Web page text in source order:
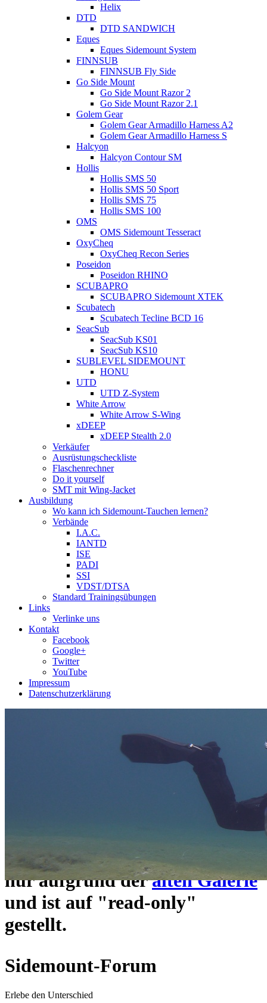
Helix
DTD
DTD SANDWICH
Eques
Eques Sidemount System
FINNSUB
FINNSUB Fly Side
Go Side Mount
Go Side Mount Razor 2
Go Side Mount Razor 2.1
Golem Gear
Golem Gear Armadillo Harness A2
Golem Gear Armadillo Harness S
Halcyon
Halcyon Contour SM
Hollis
Hollis SMS 50
Hollis SMS 50 Sport
Hollis SMS 75
Hollis SMS 100
OMS
OMS Sidemount Tesseract
OxyCheq
OxyCheq Recon Series
Poseidon
Poseidon RHINO
SCUBAPRO
SCUBAPRO Sidemount XTEK
Scubatech
Scubatech Tecline BCD 16
SeacSub
SeacSub KS01
SeacSub KS10
SUBLEVEL SIDEMOUNT
HONU
UTD
UTD Z-System
White Arrow
White Arrow S-Wing
xDEEP
xDEEP Stealth 2.0
Verkäufer
Ausrüstungscheckliste
Flaschenrechner
Do it yourself
SMT mit Wing-Jacket
Ausbildung
Wo kann ich Sidemount-Tauchen lernen?
Verbände
I.A.C.
IANTD
ISE
PADI
SSI
VDST/DTSA
Standard Trainingsübungen
Links
Verlinke uns
Kontakt
Facebook
Google+
Twitter
YouTube
Impressum
Datenschutzerklärung
Das Sidemount-Forum ist auf
ein neues Forensystem
umgezogen und wie gewohnt
https://www.sidemount-
Das alte Forum hier existiert
nur aufgrund deralten Galerie
und ist auf "read-only"
gestellt.
Sidemount-Forum
Erlebe den Unterschied